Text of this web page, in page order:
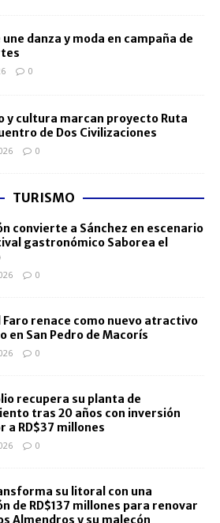
une danza y moda en campaña de
0
y cultura marcan proyecto Ruta
de Dos Civilizaciones
0
TURISMO
convierte a Sánchez en escenario
gastronómico Saborea el
0
Faro renace como nuevo atractivo
en San Pedro de Macorís
0
recupera su planta de
tras 20 años con inversión
a RD$37 millones
0
su litoral con una
de RD$137 millones para renovar